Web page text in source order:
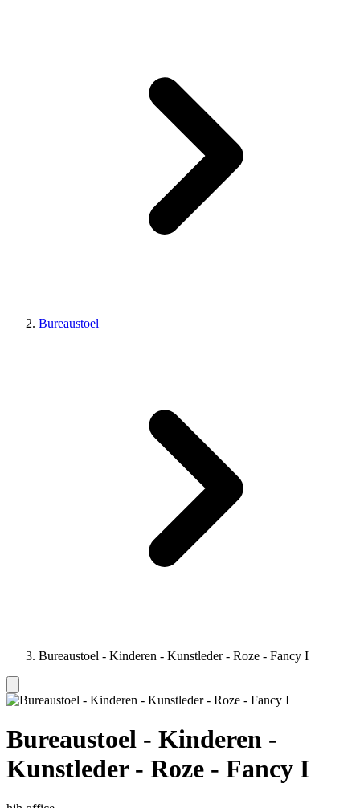
Bureaustoel
Bureaustoel - Kinderen - Kunstleder - Roze - Fancy I
Bureaustoel - Kinderen -
Kunstleder - Roze - Fancy I